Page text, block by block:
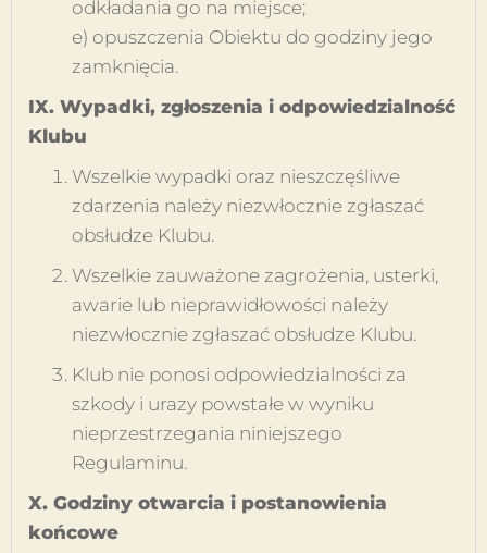
odkładania go na miejsce;
e) opuszczenia Obiektu do godziny jego
zamknięcia.
IX. Wypadki, zgłoszenia i odpowiedzialność
Klubu
Wszelkie wypadki oraz nieszczęśliwe
zdarzenia należy niezwłocznie zgłaszać
obsłudze Klubu.
Wszelkie zauważone zagrożenia, usterki,
awarie lub nieprawidłowości należy
niezwłocznie zgłaszać obsłudze Klubu.
Klub nie ponosi odpowiedzialności za
szkody i urazy powstałe w wyniku
nieprzestrzegania niniejszego
Regulaminu.
X. Godziny otwarcia i postanowienia
końcowe